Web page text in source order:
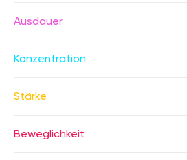
Ausdauer
Konzentration
Stärke
Beweglichkeit